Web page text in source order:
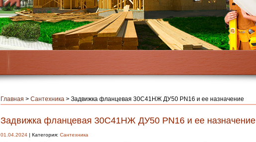
Главная > Сантехника > Задвижка фланцевая 30С41НЖ ДУ50 PN16 и ее назначение
Задвижка фланцевая 30С41НЖ ДУ50 PN16 и ее назначение
01.04.2024 | Категория: Сантехника